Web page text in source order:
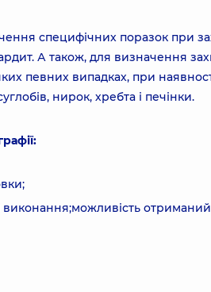
специфічних поразок при
А також, для визначення
певних випадках, при
нирок, хребта і печінки.
виконання;можливість